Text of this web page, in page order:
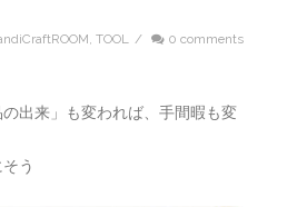
, TOOL / 0 comments
出来」も変われば、手間暇も変
う